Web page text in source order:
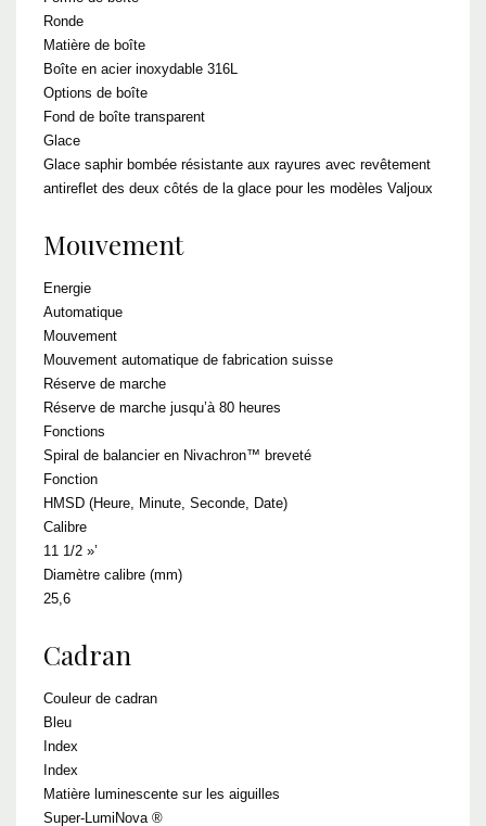
Ronde
Matière de boîte
Boîte en acier inoxydable 316L
Options de boîte
Fond de boîte transparent
Glace
Glace saphir bombée résistante aux rayures avec revêtement
antireflet des deux côtés de la glace pour les modèles Valjoux
Mouvement
Energie
Automatique
Mouvement
Mouvement automatique de fabrication suisse
Réserve de marche
Réserve de marche jusqu’à 80 heures
Fonctions
Spiral de balancier en Nivachron™ breveté
Fonction
HMSD (Heure, Minute, Seconde, Date)
Calibre
11 1/2 »’
Diamètre calibre (mm)
25,6
Cadran
Couleur de cadran
Bleu
Index
Index
Matière luminescente sur les aiguilles
Super-LumiNova ®